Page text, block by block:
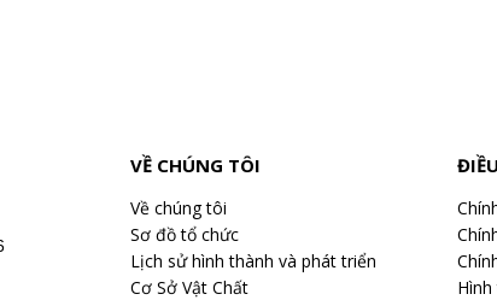
VỀ CHÚNG TÔI
Về chúng tôi
Sơ đồ tổ chức
Lịch sử hình thành và phát triển
Cơ Sở Vật Chất